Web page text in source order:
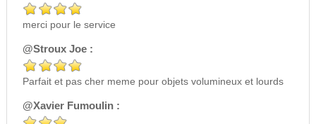
merci pour le service
@Stroux Joe :
Parfait et pas cher meme pour objets volumineux et lourds
@Xavier Fumoulin :